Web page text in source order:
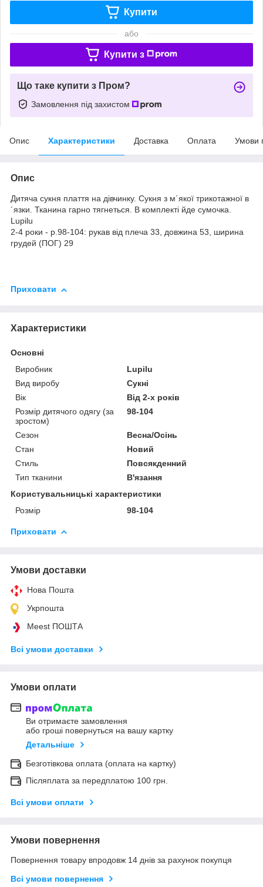
Купити
або
Купити з
Що таке купити з Пром?
Замовлення під захистом
Опис Характеристики Доставка Оплата Умови
Опис
Дитяча сукня плаття на дівчинку. Сукня з м´якої трикотажної в
´язки. Тканина гарно тягнеться. В комплекті йде сумочка.
Lupilu
2-4 роки - р.98-104: рукав від плеча 33, довжина 53, ширина
грудей (ПОГ) 29
Приховати
Характеристики
Основні
Виробник
Lupilu
Вид виробу
Сукні
Вік
Від 2-х років
Розмір дитячого одягу (за
зростом)
98-104
Сезон
Весна/Осінь
Стан
Новий
Стиль
Повсякденний
Тип тканини
В'язання
Користувальницькі характеристики
Розмір
98-104
Приховати
Умови доставки
Нова Пошта
Укрпошта
Meest ПОШТА
Всі умови доставки
Умови оплати
Ви отримаєте замовлення
або гроші повернуться на вашу картку
Детальніше
Безготівкова оплата (оплата на картку)
Післяплата за передплатою 100 грн.
Всі умови оплати
Умови повернення
Повернення товару впродовж 14 днів за рахунок покупця
Всі умови повернення